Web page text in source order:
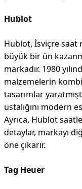
Hublot
Hublot, İsviçre saat
büyük bir ün
markadır. 1980
malzemelerin
tasarımlar
ustalığını modern
Ayrıca, Hublot
detaylar, markayı
öne çıkarır.
Tag Heuer